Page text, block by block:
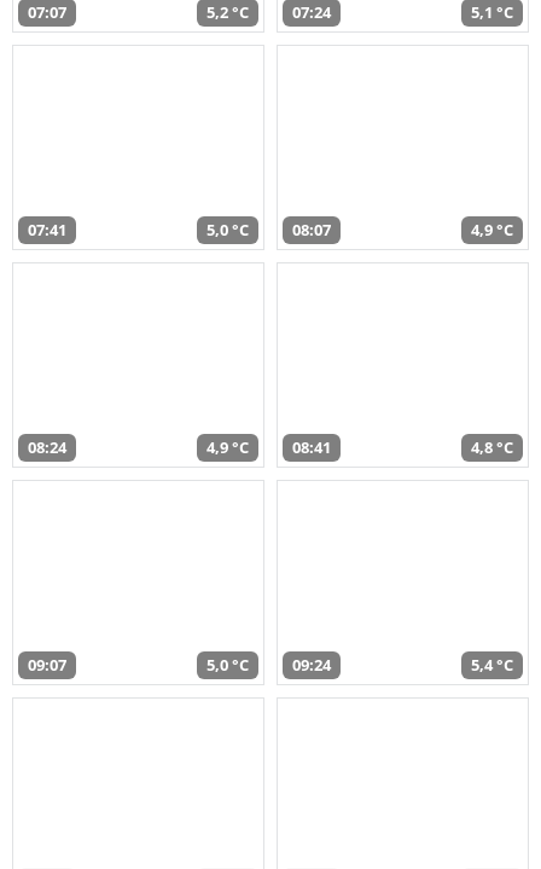
07:07 5,2 °C 07:24 5,1 °C
07:41 5,0 °C 08:07 4,9 °C
08:24 4,9 °C 08:41 4,8 °C
09:07 5,0 °C 09:24 5,4 °C